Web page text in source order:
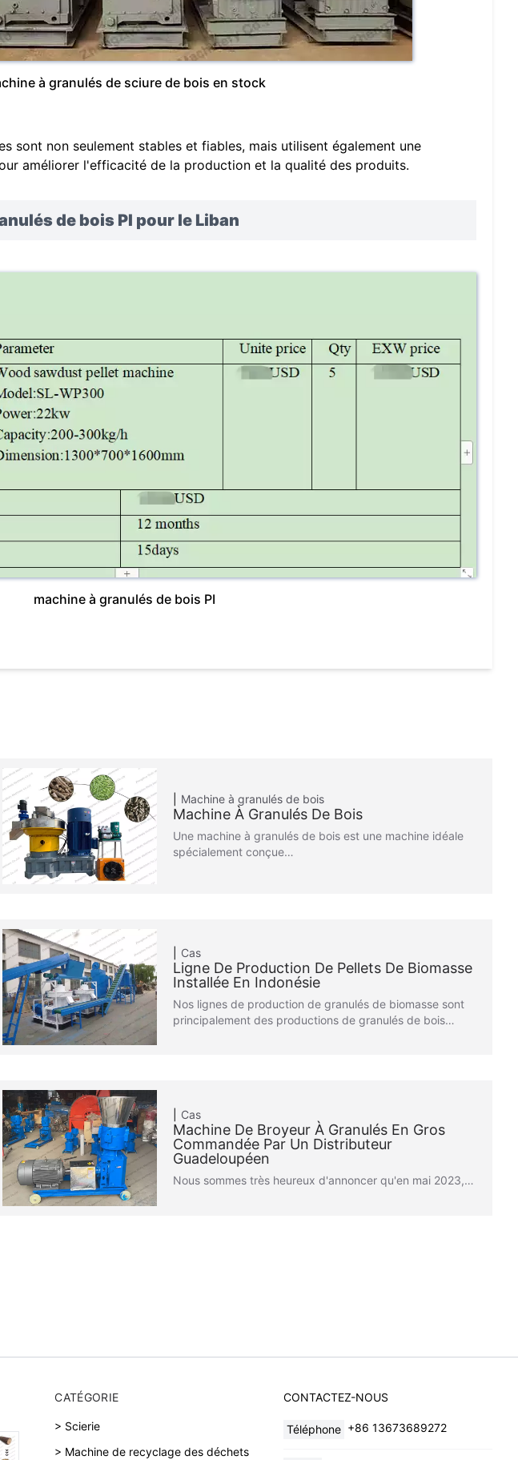
à granulés de sciure de bois en stock
sont non seulement stables et fiables, mais utilisent également une
améliorer l'efficacité de la production et la qualité des produits.
de bois PI pour le Liban
machine à granulés de bois PI
Machine à granulés de bois
Machine À Granulés De Bois
Une machine à granulés de bois est une machine idéale
spécialement conçue…
Cas
Ligne De Production De Pellets De Biomasse
Installée En Indonésie
Nos lignes de production de granulés de biomasse sont
principalement des productions de granulés de bois…
Cas
Machine De Broyeur À Granulés En Gros
Commandée Par Un Distributeur
Guadeloupéen
Nous sommes très heureux d'annoncer qu'en mai 2023,…
CATÉGORIE
> Scierie
> Machine de recyclage des déchets
CONTACTEZ-NOUS
Téléphone +86 13673689272